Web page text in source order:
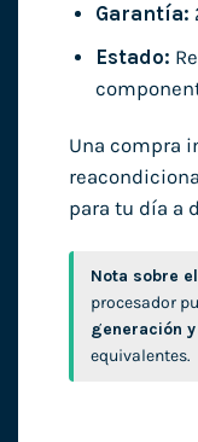
Garantía:
Estado:
Una compra
para tu día a
Nota sobre
procesador
generación
equivalentes.